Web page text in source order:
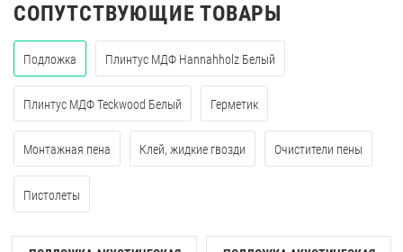
СОПУТСТВУЮЩИЕ ТОВАРЫ
Подложка Плинтус МДФ Hannahholz Белый
Плинтус МДФ Teckwood Белый Герметик
Монтажная пена Клей, жидкие гвозди Очистители пены
Пистолеты